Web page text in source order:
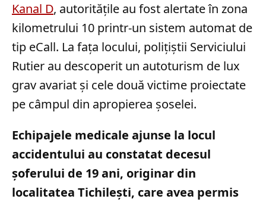
Kanal D, autoritățile au fost alertate în zona
kilometrului 10 printr-un sistem automat de
tip eCall. La fața locului, polițiștii Serviciului
Rutier au descoperit un autoturism de lux
grav avariat și cele două victime proiectate
pe câmpul din apropierea șoselei.
Echipajele medicale ajunse la locul
accidentului au constatat decesul
șoferului de 19 ani, originar din
localitatea Tichilești, care avea permis